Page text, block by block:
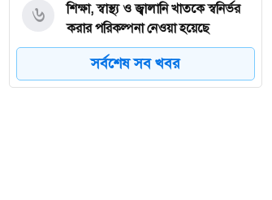
শিক্ষা, স্বাস্থ্য ও জ্বালানি খাতকে স্বনির্ভর
করার পরিকল্পনা নেওয়া হয়েছে
৬
গ্যাস-বিদ্যুৎ সংকটে শিল্পকারখানা,
ঋণের সুদ মওকুফ চায় চট্টগ্রাম চেম্বার
৭
সর্বশেষ সব খবর